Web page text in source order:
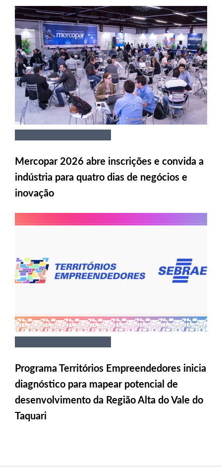
Mercopar 2026 abre inscrições e convida a
indústria para quatro dias de negócios e
inovação
Programa Territórios Empreendedores inicia
diagnóstico para mapear potencial de
desenvolvimento da Região Alta do Vale do
Taquari